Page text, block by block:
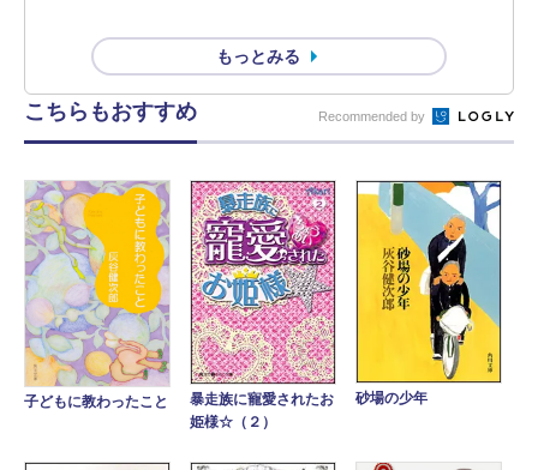
もっとみる
こちらもおすすめ Recommended by
子どもに教わったこと
暴走族に寵愛されたお
姫様☆（２）
砂場の少年